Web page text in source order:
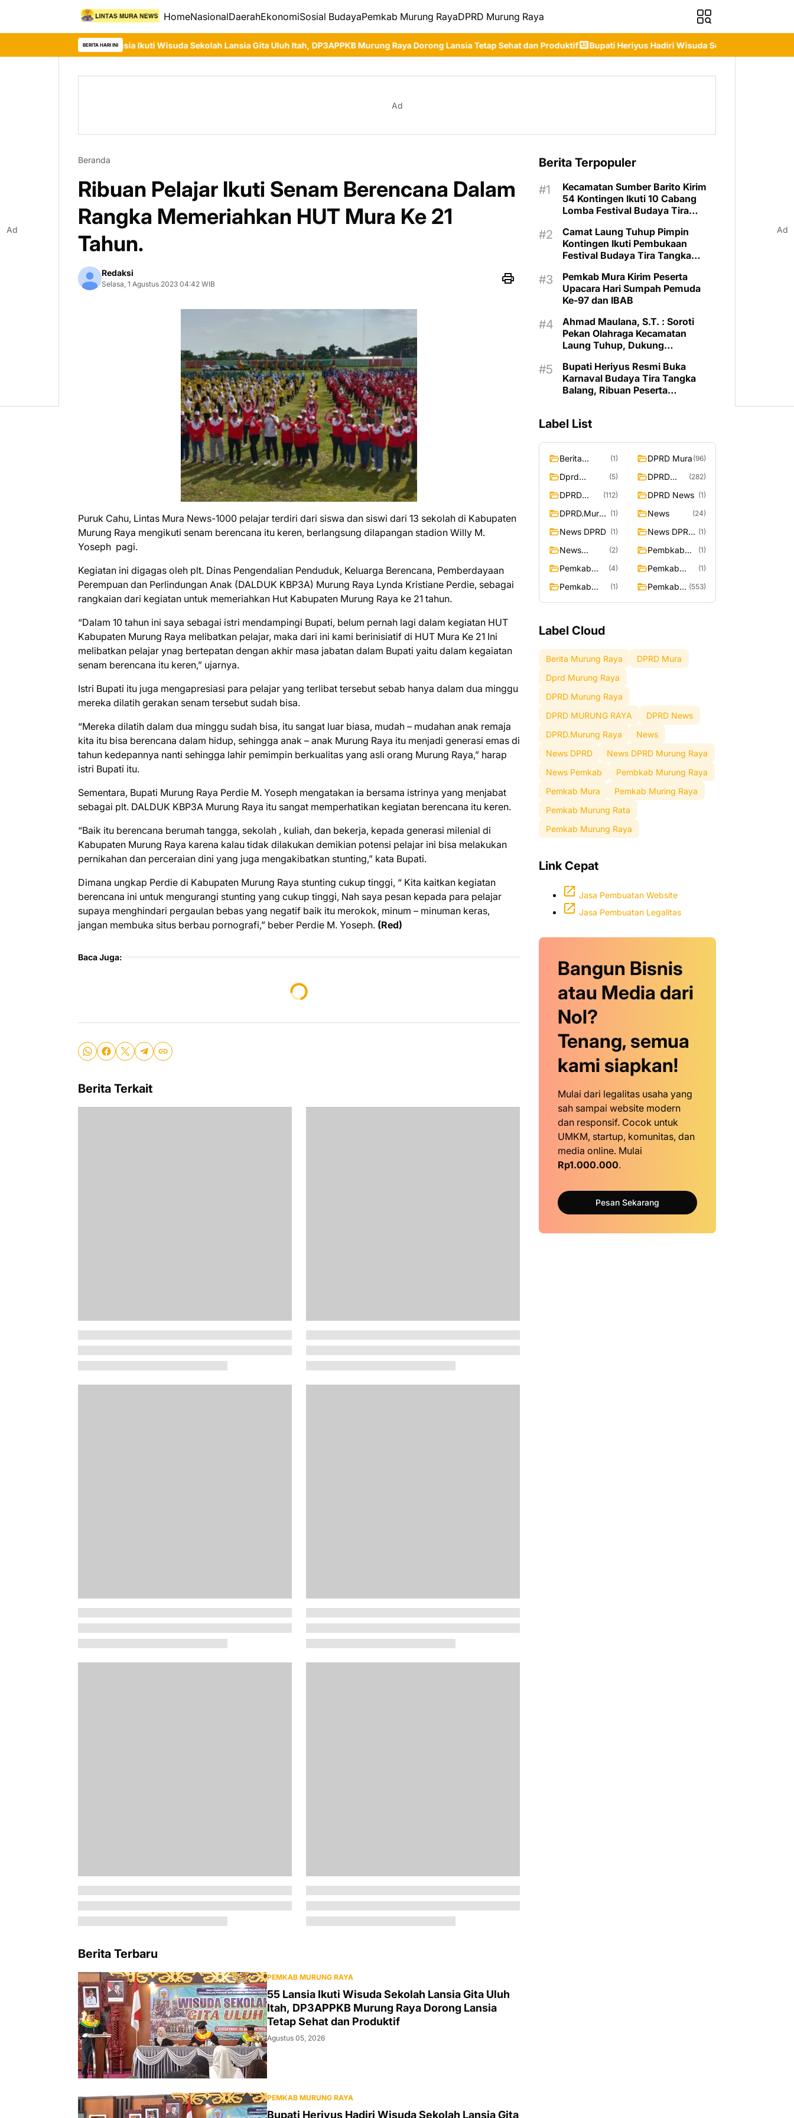
HomeNasionalDaerahEkonomiSosial BudayaPemkab Murung RayaDPRD Murung Raya
BERITA HARI INI
55 Lansia Ikuti Wisuda Sekolah Lansia Gita Uluh Itah, DP3APPKB Murung Raya Dorong Lansia Tetap Sehat dan Produktif Bupati Heriyus Hadiri Wisuda Sekolah Lansia Gita Uluh Itah, Tekankan
Ad
Beranda
Ribuan Pelajar Ikuti Senam Berencana Dalam
Rangka Memeriahkan HUT Mura Ke 21
Tahun.
Redaksi
Selasa, 1 Agustus 2023 04:42 WIB
Puruk Cahu, Lintas Mura News-1000 pelajar terdiri dari siswa dan siswi dari 13 sekolah di Kabupaten
Murung Raya mengikuti senam berencana itu keren, berlangsung dilapangan stadion Willy M.
Yoseph pagi.
Kegiatan ini digagas oleh plt. Dinas Pengendalian Penduduk, Keluarga Berencana, Pemberdayaan
Perempuan dan Perlindungan Anak (DALDUK KBP3A) Murung Raya Lynda Kristiane Perdie, sebagai
rangkaian dari kegiatan untuk memeriahkan Hut Kabupaten Murung Raya ke 21 tahun.
“Dalam 10 tahun ini saya sebagai istri mendampingi Bupati, belum pernah lagi dalam kegiatan HUT
Kabupaten Murung Raya melibatkan pelajar, maka dari ini kami berinisiatif di HUT Mura Ke 21 Ini
melibatkan pelajar ynag bertepatan dengan akhir masa jabatan dalam Bupati yaitu dalam kegaiatan
senam berencana itu keren,” ujarnya.
Istri Bupati itu juga mengapresiasi para pelajar yang terlibat tersebut sebab hanya dalam dua minggu
mereka dilatih gerakan senam tersebut sudah bisa.
“Mereka dilatih dalam dua minggu sudah bisa, itu sangat luar biasa, mudah – mudahan anak remaja
kita itu bisa berencana dalam hidup, sehingga anak – anak Murung Raya itu menjadi generasi emas di
tahun kedepannya nanti sehingga lahir pemimpin berkualitas yang asli orang Murung Raya,” harap
istri Bupati itu.
Sementara, Bupati Murung Raya Perdie M. Yoseph mengatakan ia bersama istrinya yang menjabat
sebagai plt. DALDUK KBP3A Murung Raya itu sangat memperhatikan kegiatan berencana itu keren.
“Baik itu berencana berumah tangga, sekolah , kuliah, dan bekerja, kepada generasi milenial di
Kabupaten Murung Raya karena kalau tidak dilakukan demikian potensi pelajar ini bisa melakukan
pernikahan dan perceraian dini yang juga mengakibatkan stunting,” kata Bupati.
Dimana ungkap Perdie di Kabupaten Murung Raya stunting cukup tinggi, “ Kita kaitkan kegiatan
berencana ini untuk mengurangi stunting yang cukup tinggi, Nah saya pesan kepada para pelajar
supaya menghindari pergaulan bebas yang negatif baik itu merokok, minum – minuman keras,
jangan membuka situs berbau pornografi,” beber Perdie M. Yoseph. (Red)
Baca Juga:
Berita Terkait
Berita Terbaru
PEMKAB MURUNG RAYA
55 Lansia Ikuti Wisuda Sekolah Lansia Gita Uluh
Itah, DP3APPKB Murung Raya Dorong Lansia
Tetap Sehat dan Produktif
Agustus 05, 2026
PEMKAB MURUNG RAYA
Bupati Heriyus Hadiri Wisuda Sekolah Lansia Gita
Berita Terpopuler
Kecamatan Sumber Barito Kirim
54 Kontingen Ikuti 10 Cabang
Lomba Festival Budaya Tira
Camat Laung Tuhup Pimpin
Kontingen Ikuti Pembukaan
Festival Budaya Tira Tangka
Pemkab Mura Kirim Peserta
Upacara Hari Sumpah Pemuda
Ke-97 dan IBAB
Ahmad Maulana, S.T. : Soroti
Pekan Olahraga Kecamatan
Laung Tuhup, Dukung
Olahraga Daerah
Bupati Heriyus Resmi Buka
Karnaval Budaya Tira Tangka
Balang, Ribuan Peserta
Label List
Berita
Raya
(1) DPRD Mura (96)
Dprd
Raya
(5)
DPRD
Raya
(282)
DPRD
RAYA
(112) DPRD News (1)
DPRD.Murun (1) News (24)
News DPRD (1)
News DPRD
Raya
(1)
News
(2)
Pembkab
Raya
(1)
Pemkab
(4)
Pemkab
Muring Raya
(1)
Pemkab
(1)
Pemkab
(553)
Label Cloud
Berita Murung Raya
DPRD Mura
Dprd Murung Raya
DPRD Murung Raya
DPRD MURUNG RAYA
DPRD News
DPRD.Murung Raya
News
News DPRD
News DPRD Murung Raya
News Pemkab
Pembkab Murung Raya
Pemkab Mura
Pemkab Muring Raya
Pemkab Murung Rata
Pemkab Murung Raya
Link Cepat
Jasa Pembuatan Website
Jasa Pembuatan Legalitas
Bangun Bisnis
atau Media dari
Nol?
Tenang, semua
kami siapkan!
Mulai dari legalitas usaha yang
sah sampai website modern
dan responsif. Cocok untuk
UMKM, startup, komunitas, dan
media online. Mulai
Rp1.000.000.
Pesan Sekarang
Ad Ad